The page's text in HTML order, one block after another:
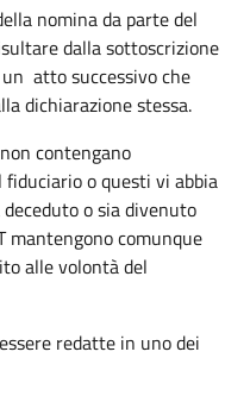
nomina da parte del
dalla sottoscrizione
un atto successivo che
dichiarazione stessa.
contengano
fiduciario o questi vi abbia
o sia divenuto
mantengono comunque
alle volontà del
redatte in uno dei